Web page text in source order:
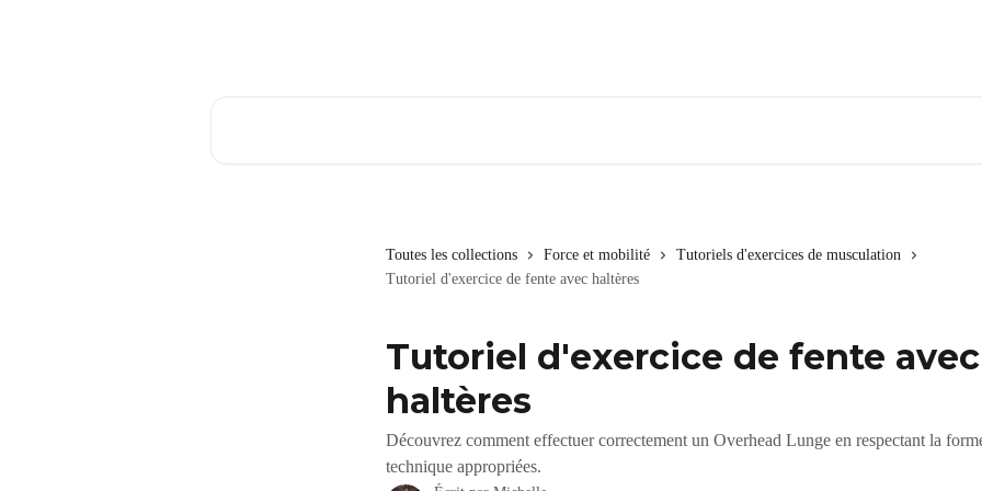
Toutes les collections Force et mobilité
Tutoriels d'exercices de musculation
Tutoriel d'exercice de fente avec haltères
Tutoriel d'exercice de fente avec
haltères
Découvrez comment effectuer correctement un Overhead Lunge en respectant la
technique appropriées.